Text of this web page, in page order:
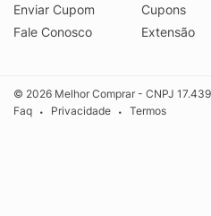
Enviar Cupom
Fale Conosco
Cupons
Extensão
© 2026 Melhor Comprar - CNPJ
Faq
• Privacidade • Termos